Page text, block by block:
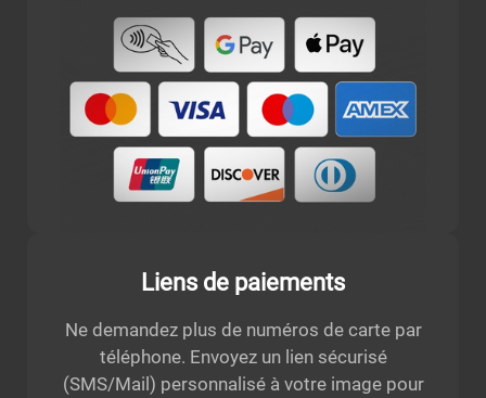
Liens de paiements
Ne demandez plus de numéros de carte par
téléphone. Envoyez un lien sécurisé
(SMS/Mail) personnalisé à votre image pour